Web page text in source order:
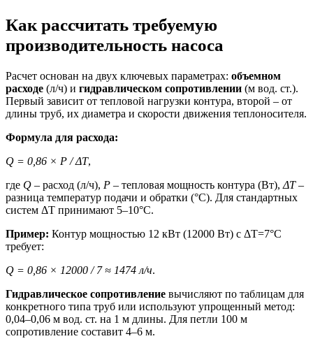
Как рассчитать требуемую
производительность насоса
Расчет основан на двух ключевых параметрах: объемном
расходе (л/ч) и гидравлическом сопротивлении (м вод. ст.).
Первый зависит от тепловой нагрузки контура, второй – от
длины труб, их диаметра и скорости движения теплоносителя.
Формула для расхода:
Q = 0,86 × P / ΔT,
где Q – расход (л/ч), P – тепловая мощность контура (Вт), ΔT–
разница температур подачи и обратки (°C). Для стандартных
систем ΔT принимают 5–10°C.
Пример: Контур мощностью 12 кВт (12000 Вт) с ΔT=7°C
требует:
Q = 0,86 × 12000 / 7 ≈ 1474 л/ч.
Гидравлическое сопротивление вычисляют по таблицам для
конкретного типа труб или используют упрощенный метод:
0,04–0,06 м вод. ст. на 1 м длины. Для петли 100 м
сопротивление составит 4–6 м.